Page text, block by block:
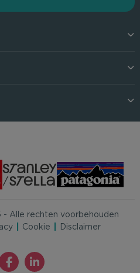
- Alle rechten voorbehouden
Cookie Disclaimer